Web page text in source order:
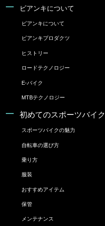
ビアンキについて
ビアンキについて
ビアンキプロダクツ
ヒストリー
ロードテクノロジー
E-バイク
MTBテクノロジー
初めてのスポーツバイク
スポーツバイクの魅力
自転車の選び方
乗り方
服装
おすすめアイテム
保管
メンテナンス